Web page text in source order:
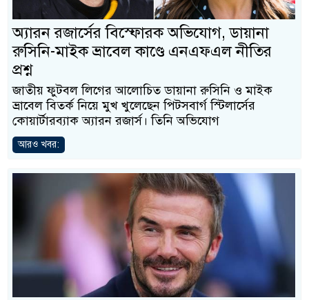
অ্যারন রজার্সের বিস্ফোরক অভিযোগ, ডায়ানা
রুসিনি-মাইক ভ্রাবেল কাণ্ডে এনএফএল নীতির
প্রশ্ন
জাতীয় ফুটবল লিগের আলোচিত ডায়ানা রুসিনি ও মাইক
ভ্রাবেল বিতর্ক নিয়ে মুখ খুলেছেন পিটসবার্গ স্টিলার্সের
কোয়ার্টারব্যাক অ্যারন রজার্স। তিনি অভিযোগ
আরও খবর: